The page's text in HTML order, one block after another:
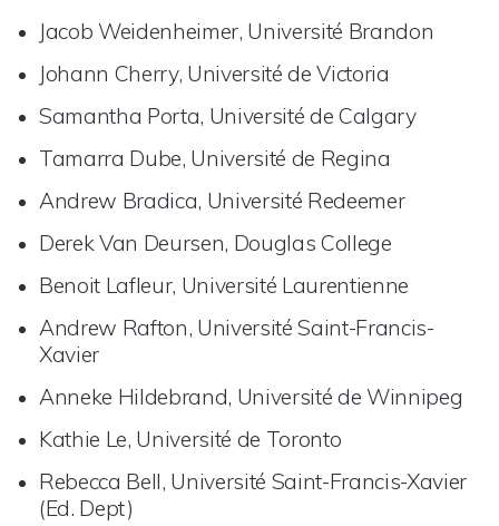
Jacob Weidenheimer, Université Brandon
Johann Cherry, Université de Victoria
Samantha Porta, Université de Calgary
Tamarra Dube, Université de Regina
Andrew Bradica, Université Redeemer
Derek Van Deursen, Douglas College
Benoit Lafleur, Université Laurentienne
Andrew Rafton, Université Saint-Francis-
Xavier
Anneke Hildebrand, Université de Winnipeg
Kathie Le, Université de Toronto
Rebecca Bell, Université Saint-Francis-Xavier
(Ed. Dept)